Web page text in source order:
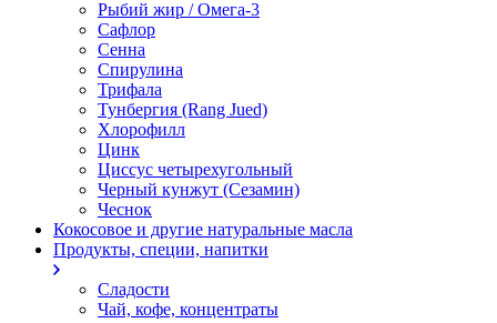
Рыбий жир / Омега-3
Сафлор
Сенна
Спирулина
Трифала
Тунбергия (Rang Jued)
Хлорофилл
Цинк
Циссус четырехугольный
Черный кунжут (Сезамин)
Чеснок
Кокосовое и другие натуральные масла
Продукты, специи, напитки
Сладости
Чай, кофе, концентраты